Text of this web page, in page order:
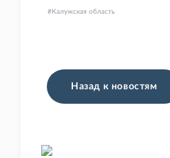
Калужская область
Назад к новостям